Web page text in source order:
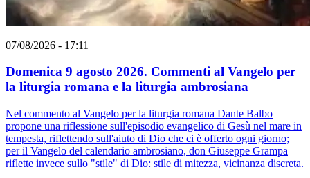
07/08/2026 - 17:11
Domenica 9 agosto 2026. Commenti al Vangelo per
la liturgia romana e la liturgia ambrosiana
Nel commento al Vangelo per la liturgia romana Dante Balbo
propone una riflessione sull'episodio evangelico di Gesù nel mare in
tempesta, riflettendo sull'aiuto di Dio che ci è offerto ogni giorno;
per il Vangelo del calendario ambrosiano, don Giuseppe Grampa
riflette invece sullo "stile" di Dio: stile di mitezza, vicinanza discreta.